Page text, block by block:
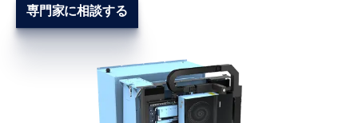
専門家に相談する